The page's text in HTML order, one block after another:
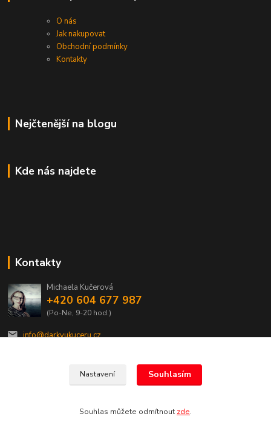
O nás
Jak nakupovat
Obchodní podmínky
Kontakty
Nejčtenější na blogu
Kde nás najdete
Kontakty
Michaela Kučerová
+420 604 677 987
(Po-Ne, 9-20 hod.)
info@darkyukuceru.cz
Nastavení Souhlasím
Souhlas můžete odmítnout zde.